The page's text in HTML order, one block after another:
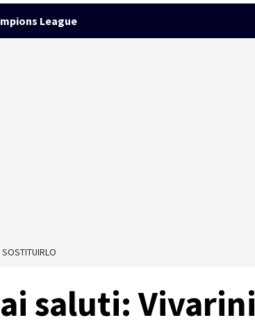
League
saluti: Vivarini